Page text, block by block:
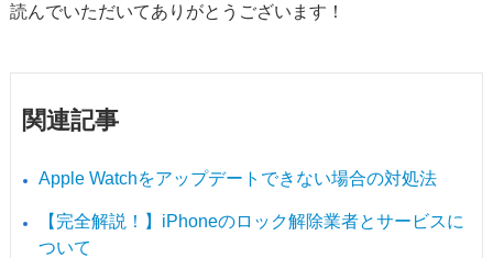
読んでいただいてありがとうございます！
関連記事
Apple Watchをアップデートできない場合の対処法
【完全解説！】iPhoneのロック解除業者とサービスに
ついて